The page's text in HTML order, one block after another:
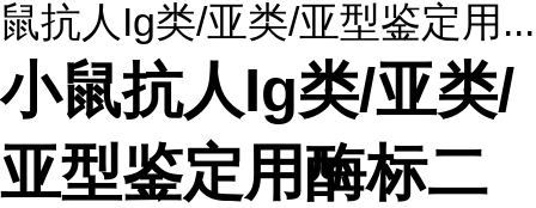
鼠抗人Ig类/亚类/亚型鉴定用...
小鼠抗人Ig类/亚类/
亚型鉴定用酶标二